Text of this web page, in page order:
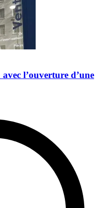
l’ouverture d’une